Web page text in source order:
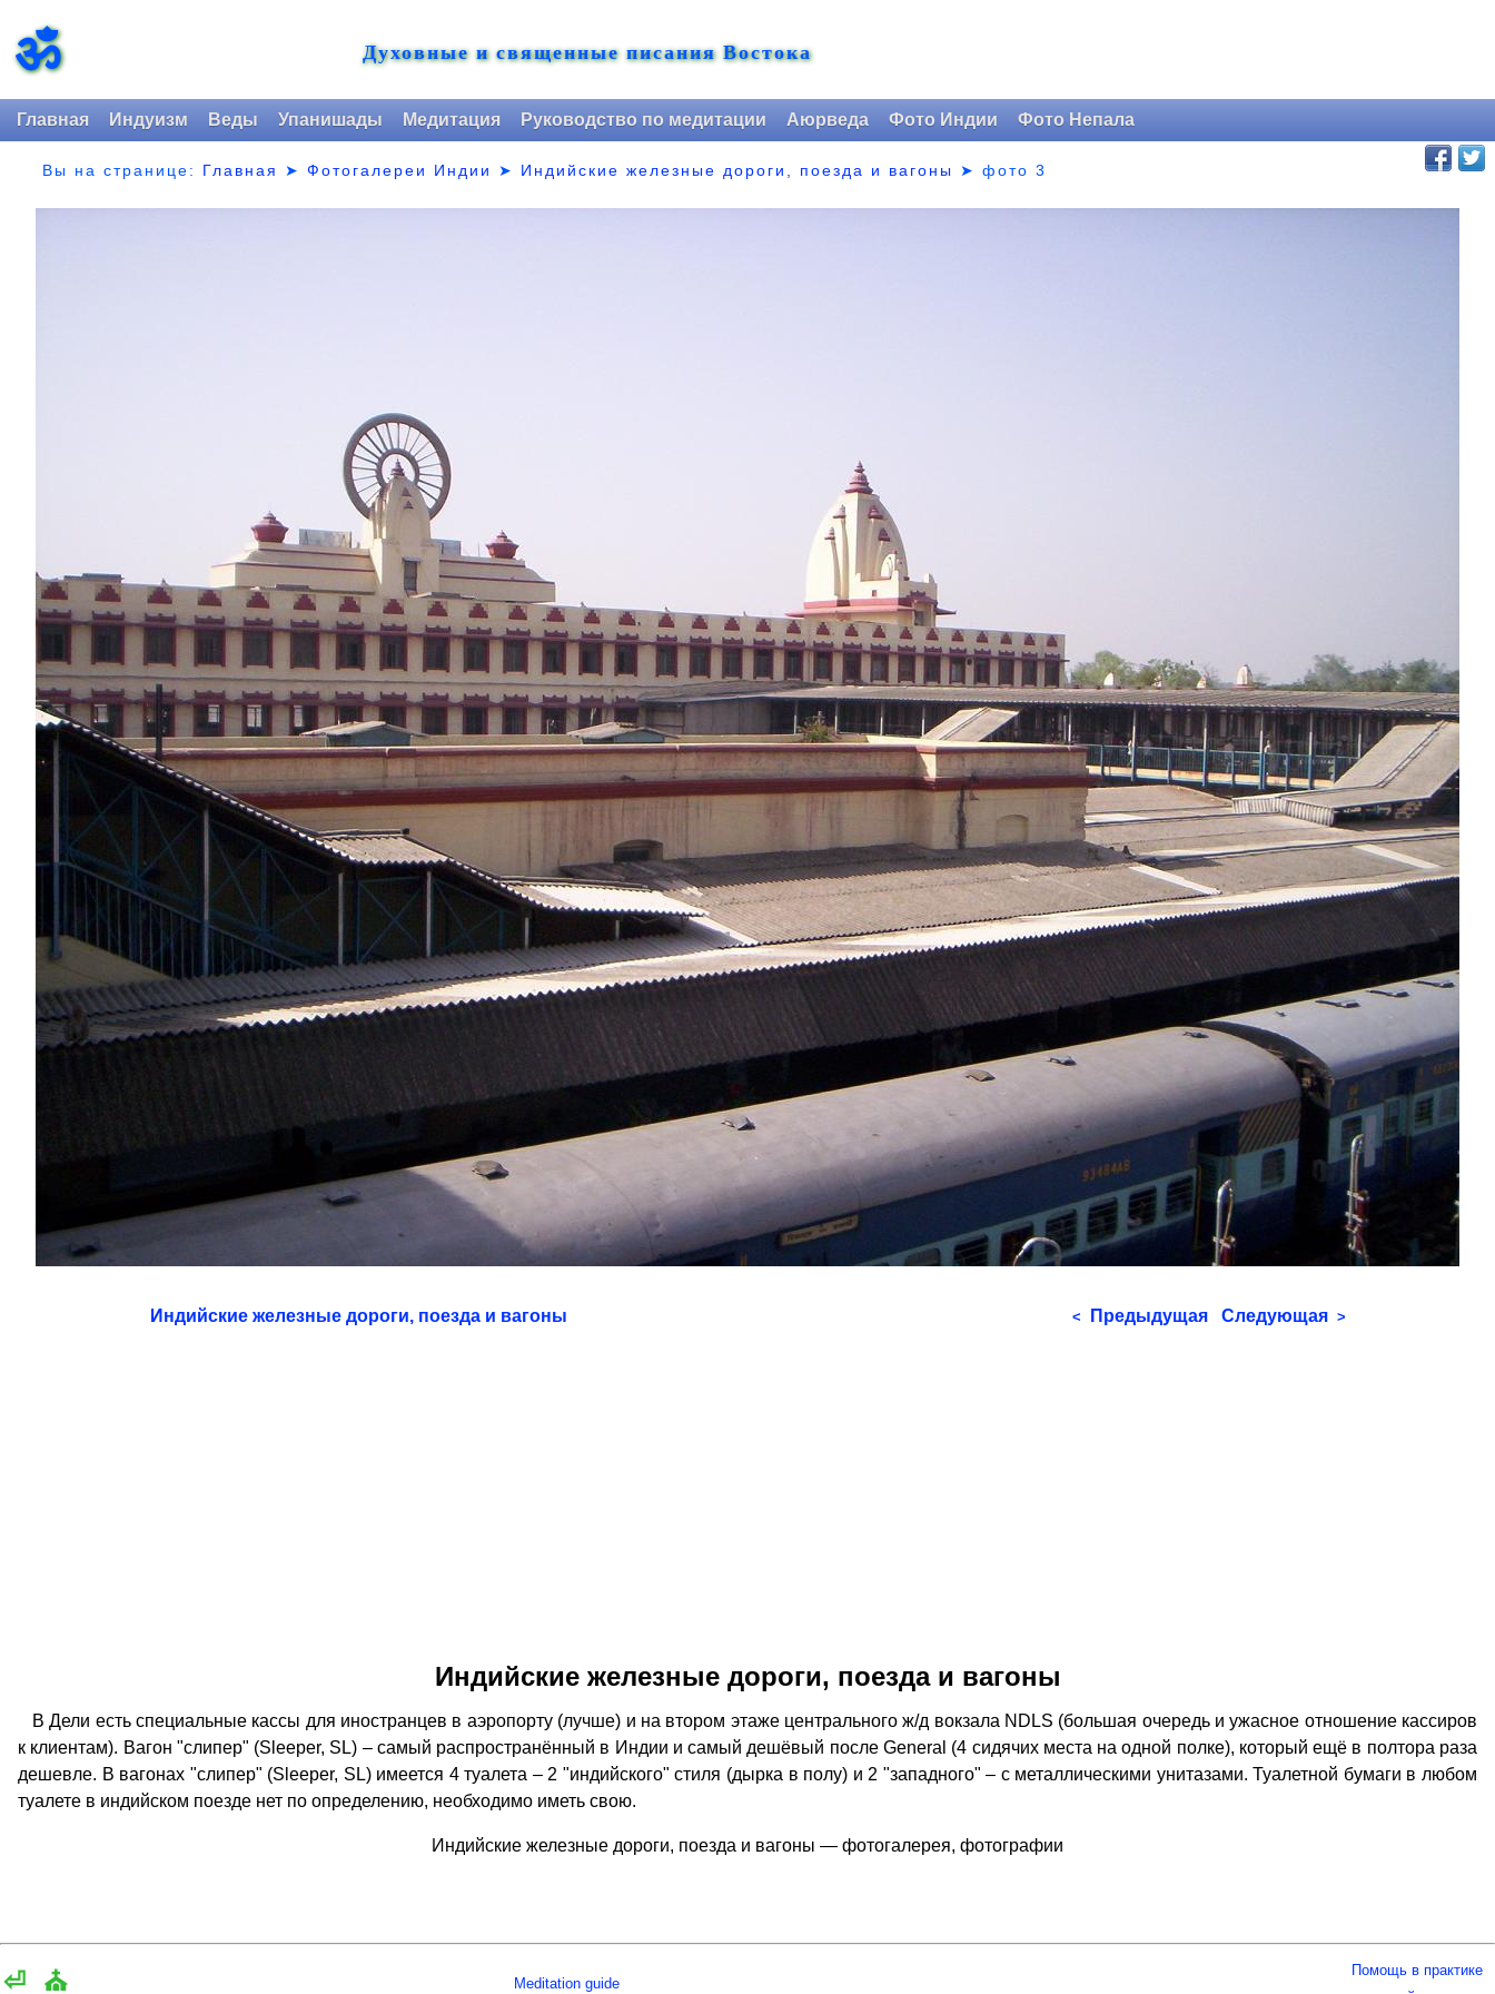
ॐ Духовные и священные писания Востока
Главная Индуизм Веды Упанишады Медитация Руководство по медитации Аюрведа Фото Индии Фото Непала
Вы на странице: Главная ➤Фотогалереи Индии ➤ Индийские железные дороги, поезда и вагоны ➤фото 3
Индийские железные дороги, поезда и вагоны < Предыдущая Следующая >
Индийские железные дороги, поезда и вагоны
В Дели есть специальные кассы для иностранцев в аэропорту (лучше) и на втором этаже центрального ж/д вокзала NDLS (большая очередь и ужасное отношение кассиров
к клиентам). Вагон "слипер" (Sleeper, SL) – самый распространённый в Индии и самый дешёвый после General (4 сидячих места на одной полке), который ещё в полтора раза
дешевле. В вагонах "слипер" (Sleeper, SL) имеется 4 туалета – 2 "индийского" стиля (дырка в полу) и 2 "западного" – с металлическими унитазами. Туалетной бумаги в любом
туалете в индийском поезде нет по определению, необходимо иметь свою.
Индийские железные дороги, поезда и вагоны — фотогалерея, фотографии
⏎ ⛪ Meditation guide
Помощь в практике